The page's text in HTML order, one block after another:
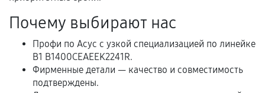
Обращение после окончания гарантийного
срока.
отдельных условиях.
Почему выбирают нас
Профи по Асус с узкой специализацией по линейке
B1 B1400CEAEEK2241R.
Фирменные детали — качество и совместимость
подтверждены.